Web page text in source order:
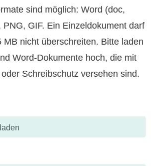
sind möglich: Word (doc,
PNG, GIF. Ein Einzeldokument darf
MB nicht überschreiten. Bitte laden
Word-Dokumente hoch, die mit
Schreibschutz versehen sind.